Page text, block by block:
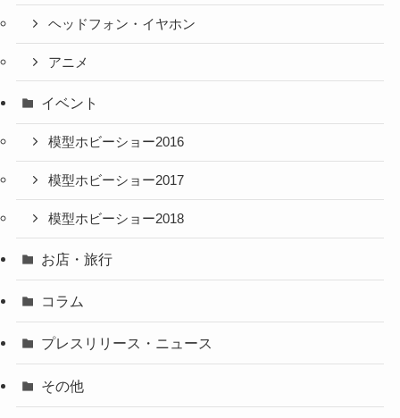
ヘッドフォン・イヤホン
アニメ
イベント
模型ホビーショー2016
模型ホビーショー2017
模型ホビーショー2018
お店・旅行
コラム
プレスリリース・ニュース
その他